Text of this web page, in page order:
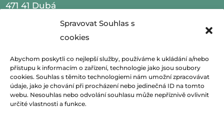
Spravovat Souhlas s
cookies
Abychom poskytli co nejlepší služby, používáme k ukládání a/nebo
přístupu k informacím o zařízení, technologie jako jsou soubory
cookies. Souhlas s těmito technologiemi nám umožní zpracovávat
údaje, jako je chování při procházení nebo jedinečná ID na tomto
webu. Nesouhlas nebo odvolání souhlasu může nepříznivě ovlivnit
určité vlastnosti a funkce.
471 41 Dubá
IČO 00260479
emailpodatelna@mestoduba.cz
webhttp://www.mestoduba.cz